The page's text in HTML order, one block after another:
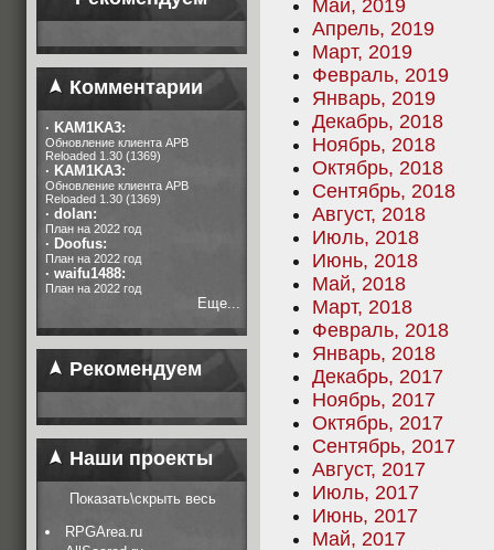
Комментарии
· KAM1KA3:
Обновление клиента APB
Reloaded 1.30 (1369)
· KAM1KA3:
Обновление клиента APB
Reloaded 1.30 (1369)
· dolan:
План на 2022 год
· Doofus:
План на 2022 год
· waifu1488:
План на 2022 год
Еще...
Рекомендуем
Наши проекты
Показать\скрыть весь
RPGArea.ru
Май, 2019
Апрель, 2019
Март, 2019
Февраль, 2019
Январь, 2019
Декабрь, 2018
Ноябрь, 2018
Октябрь, 2018
Сентябрь, 2018
Август, 2018
Июль, 2018
Июнь, 2018
Май, 2018
Март, 2018
Февраль, 2018
Январь, 2018
Декабрь, 2017
Ноябрь, 2017
Октябрь, 2017
Сентябрь, 2017
Август, 2017
Июль, 2017
Июнь, 2017
Май, 2017